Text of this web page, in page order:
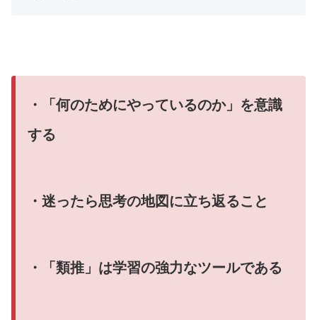
・「何のためにやっているのか」を意識
する
・迷ったら思考の地図に立ち返ること
・「類推」は学習の強力なツールである